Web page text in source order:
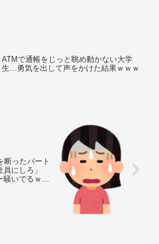
ATMで通帳をじっと眺め動かない大学
生…勇気を出して声をかけた結果ｗｗｗ
断ったパート
にしろ」
いでるｗｗ